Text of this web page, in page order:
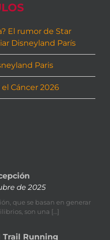
El rumor de Star
Disneyland París
Paris
Cáncer 2026
de 2025
que se basan en generar
son una […]
Trail Running